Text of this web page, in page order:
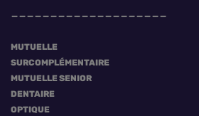
MUTUELLE
SURCOMPLÉMENTAIRE
MUTUELLE SENIOR
DENTAIRE
OPTIQUE